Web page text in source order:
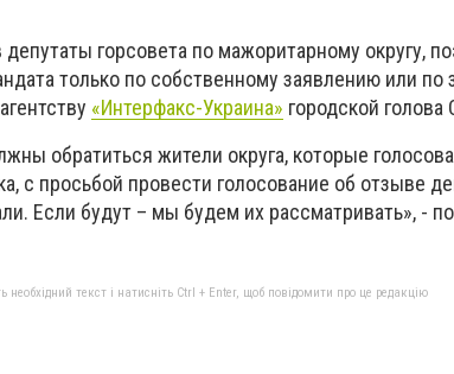
горсовета по мажоритарному округу,
только по собственному заявлению или по
«Интерфакс-Украина» городской голова
обратиться жители округа, которые
с просьбой провести голосование об отзыве
Если будут – мы будем их рассматривать», -
текст і натисніть Ctrl + Enter, щоб повідомити про це редакцію